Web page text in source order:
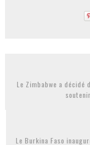
Le Zimbabwe a
Le Burkina Faso